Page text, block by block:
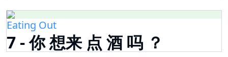
Eating Out
7 - 你 想来 点 酒 吗 ？